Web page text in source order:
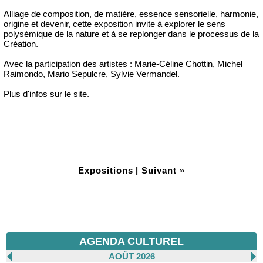
Alliage de composition, de matière, essence sensorielle, harmonie,
origine et devenir, cette exposition invite à explorer le sens
polysémique de la nature et à se replonger dans le processus de la
Création.
Avec la participation des artistes : Marie-Céline Chottin, Michel
Raimondo, Mario Sepulcre, Sylvie Vermandel.
Plus d'infos sur le site.
Expositions | Suivant »
AGENDA CULTUREL
AOÛT 2026